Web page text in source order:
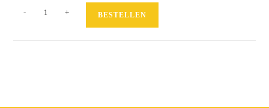
Revolution
- + BESTELLEN